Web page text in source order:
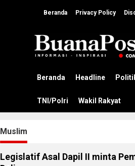
Beranda Privacy Policy
Beranda Headline
TNI/Polri Wakil Rakyat
Muslim
Legislatif Asal Dapil II minta